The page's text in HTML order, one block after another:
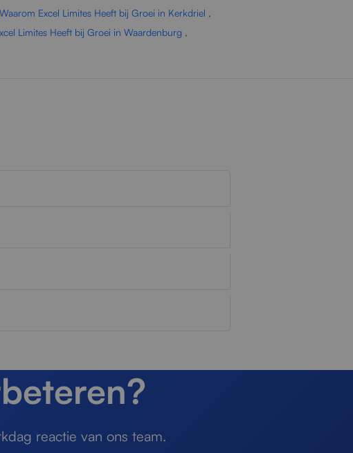
Waarom Excel Limites Heeft bij Groei in Kerkdriel ,
Limites Heeft bij Groei in Waardenburg ,
reactie van ons team.